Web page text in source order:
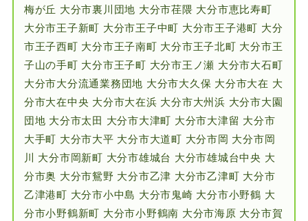
梅が丘 大分市裏川団地 大分市荏隈 大分市恵比寿町
大分市王子新町 大分市王子中町 大分市王子港町 大分
市王子西町 大分市王子南町 大分市王子北町 大分市王
子山の手町 大分市王子町 大分市王ノ瀬 大分市大石町
大分市大分流通業務団地 大分市大久保 大分市大在 大
分市大在中央 大分市大在浜 大分市大州浜 大分市大園
団地 大分市太田 大分市大津町 大分市大津留 大分市
大手町 大分市大平 大分市大道町 大分市岡 大分市岡
川 大分市岡新町 大分市雄城台 大分市雄城台中央 大
分市奥 大分市鴛野 大分市乙津 大分市乙津町 大分市
乙津港町 大分市小中島 大分市鬼崎 大分市小野鶴 大
分市小野鶴新町 大分市小野鶴南 大分市海原 大分市賀